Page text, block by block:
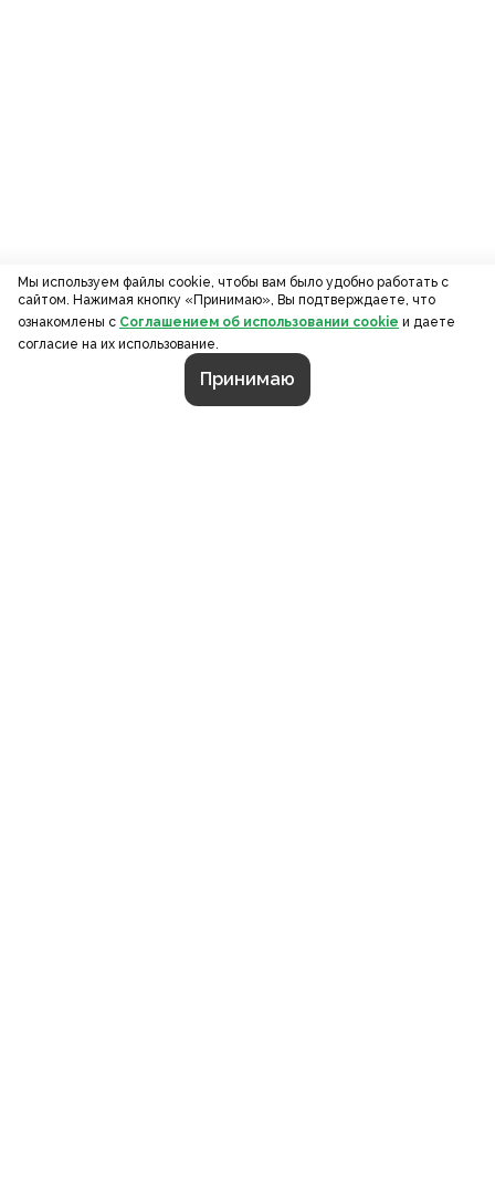
Мы используем файлы cookie, чтобы вам было удобно работать с
сайтом. Нажимая кнопку «Принимаю», Вы подтверждаете, что
ознакомлены с Соглашением об использовании cookie и даете
согласие на их использование.
Принимаю